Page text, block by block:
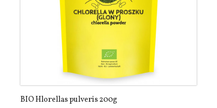
BIO Hlorellas pulveris 200g